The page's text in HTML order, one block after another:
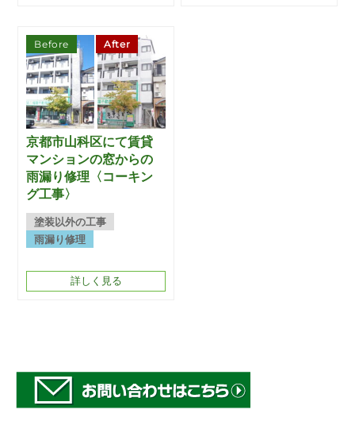
Before After
京都市山科区にて賃貸
マンションの窓からの
雨漏り修理〈コーキン
グ工事〉
塗装以外の工事
雨漏り修理
詳しく見る